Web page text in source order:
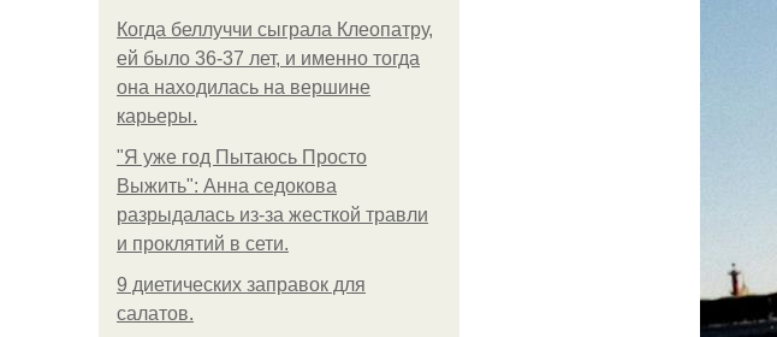
Когда беллуччи сыграла Клеопатру,
ей было 36-37 лет, и именно тогда
она находилась на вершине
карьеры.
"Я уже год Пытаюсь Просто
Выжить": Анна седокова
разрыдалась из-за жесткой травли
и проклятий в сети.
9 диетических заправок для
салатов.